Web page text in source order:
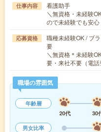
仕事内容
看護助手
＼無資格・未経験
ので未経験でも安
応募資格
職種未経験OK / ブ
要
＼無資格＊未経験
要・来社不要（電
職場の雰囲気
年齢層
20代
30
男女比率